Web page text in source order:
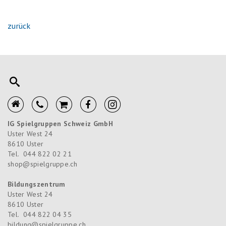
zurück
IG Spielgruppen Schweiz GmbH
Uster West 24
8610 Uster
Tel. 044 822 02 21
shop@spielgruppe.ch
Bildungszentrum
Uster West 24
8610 Uster
Tel. 044 822 04 35